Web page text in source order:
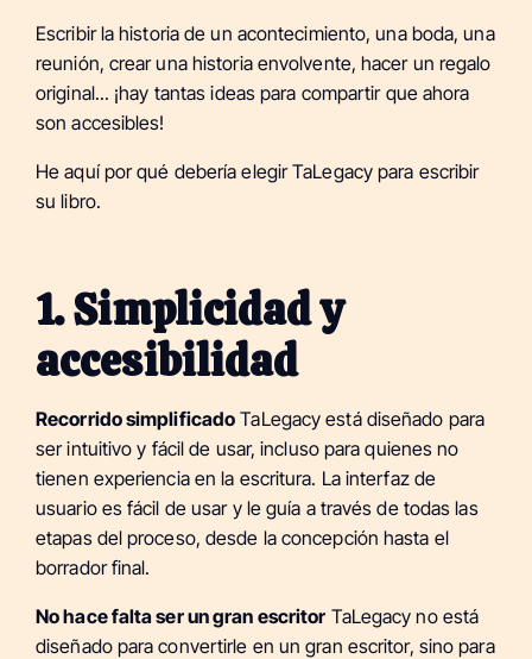
Escribir la historia de un acontecimiento, una boda, una
reunión, crear una historia envolvente, hacer un regalo
original... ¡hay tantas ideas para compartir que ahora
son accesibles!
He aquí por qué debería elegir TaLegacy para escribir
su libro.
1. Simplicidad y
accesibilidad
Recorrido simplificado TaLegacy está diseñado para
ser intuitivo y fácil de usar, incluso para quienes no
tienen experiencia en la escritura. La interfaz de
usuario es fácil de usar y le guía a través de todas las
etapas del proceso, desde la concepción hasta el
borrador final.
No hace falta ser un gran escritor TaLegacy no está
diseñado para convertirle en un gran escritor, sino para